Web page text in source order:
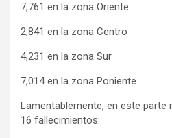
7,761 en la zona Oriente
2,841 en la zona Centro
4,231 en la zona Sur
7,014 en la zona Poniente
Lamentablemente, en este
16 fallecimientos: